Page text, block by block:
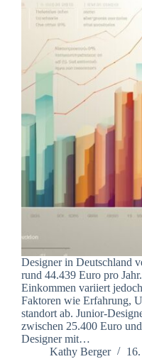
Designer in Deutschland
rund 44.439 Euro pro
Einkommen variiert
Faktoren wie Erfahrung,
standort ab. Junior-
zwischen 25.400 Euro
Designer mit…
Kathy Berger